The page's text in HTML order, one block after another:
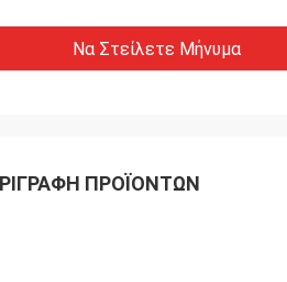
Να Στείλετε Μήνυμα
ΠΡΟΪΌΝΤΩΝ